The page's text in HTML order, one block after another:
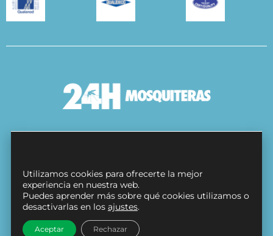
Protección de datos
Contacto
Síguenos en
Utilizamos cookies para ofrecerte la mejor
experiencia en nuestra web.
Puedes aprender más sobre qué cookies utilizamos o
desactivarlas en los ajustes.
Aceptar Rechazar